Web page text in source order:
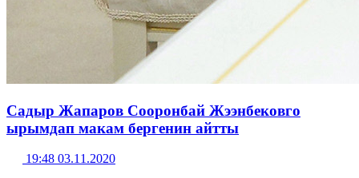
Садыр Жапаров Сооронбай Жээнбековго
ырымдап макам бергенин айтты
19:48 03.11.2020